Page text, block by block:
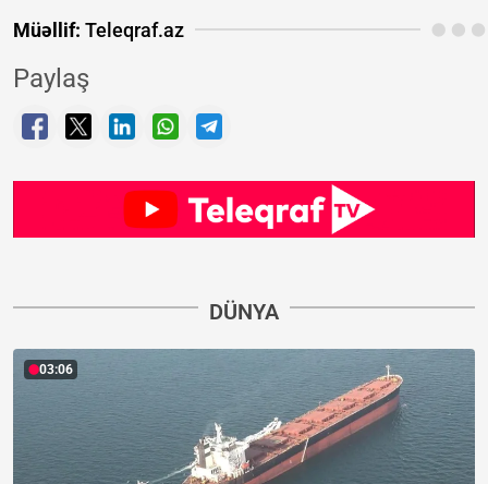
Müəllif: Teleqraf.az
Paylaş
DÜNYA
03:06